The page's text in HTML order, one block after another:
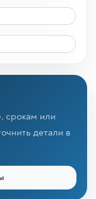
срокам или
детали в